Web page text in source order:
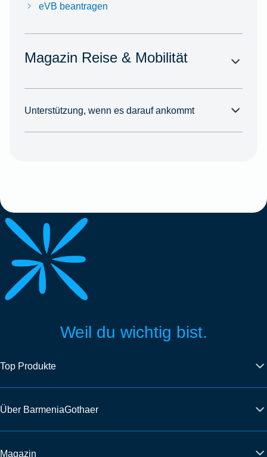
eVB beantragen
Magazin Reise & Mobilität
Unterstützung, wenn es darauf ankommt
Weil du wichtig bist.
Top Produkte
Über BarmeniaGothaer
Magazin